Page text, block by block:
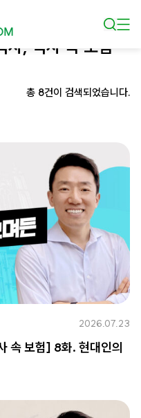
사, 역사 속 보험’
총 8건이 검색되었습니다.
2026.07.23
속 보험] 8화. 현대인의